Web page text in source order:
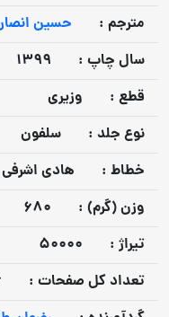
مترجم :
حسین
سال چاپ :
1399
قطع :
وزیری
نوع جلد :
سلفون
خطاط :
هادی اشرفی
وزن (گرم) :
680
تيراژ :
50000
تعداد كل صفحات :